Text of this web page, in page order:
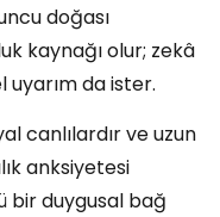
doğası
kaynağı olur; zekâ
uyarım da ister.
canlılardır ve uzun
anksiyetesi
bir duygusal bağ